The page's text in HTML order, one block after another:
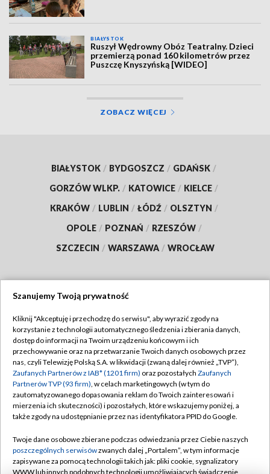
BIAŁYSTOK
Ruszył Wędrowny Obóz Teatralny. Dzieci
przemierzą ponad 160 kilometrów przez
Puszczę Knyszyńską [WIDEO]
ZOBACZ WIĘCEJ
BIAŁYSTOK / BYDGOSZCZ / GDAŃSK /
GORZÓW WLKP. / KATOWICE / KIELCE /
KRAKÓW / LUBLIN / ŁÓDŹ / OLSZTYN /
OPOLE / POZNAŃ / RZESZÓW /
SZCZECIN / WARSZAWA / WROCŁAW
TVP
Abonament TVP
Emisja w TVP
Centrum informacji TVP
Naziemna Telewizja Cyfrowa
Rada Programowa
System NOS
Regulamin TVP
Polityka prywatności
Moje zgody
Pomoc
Kontakt
Szanujemy Twoją prywatność
Kliknij "Akceptuję i przechodzę do serwisu", aby wyrazić zgody na
korzystanie z technologii automatycznego śledzenia i zbierania danych,
dostęp do informacji na Twoim urządzeniu końcowym i ich
przechowywanie oraz na przetwarzanie Twoich danych osobowych przez
nas, czyli Telewizję Polską S.A. w likwidacji (zwaną dalej również „TVP”),
Zaufanych Partnerów z IAB* (1201 firm) oraz pozostałych Zaufanych
Partnerów TVP (93 firm), w celach marketingowych (w tym do
zautomatyzowanego dopasowania reklam do Twoich zainteresowań i
mierzenia ich skuteczności) i pozostałych, które wskazujemy poniżej, a
także zgody na udostępnianie przez nas identyfikatora PPID do Google.
Twoje dane osobowe zbierane podczas odwiedzania przez Ciebie naszych
poszczególnych serwisówzwanych dalej „Portalem”, w tym informacje
zapisywane za pomocą technologii takich jak: pliki cookie, sygnalizatory
WWW lub innych podobnych technologii umożliwiających świadczenie